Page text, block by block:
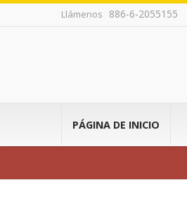
Llámenos 886-6-2055155
PÁGINA DE INICIO